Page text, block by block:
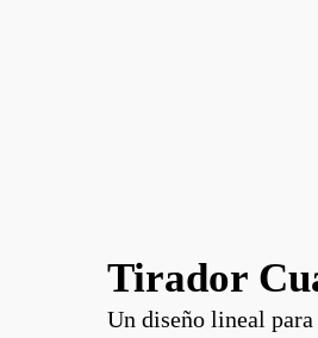
Tirador
Un diseño lineal